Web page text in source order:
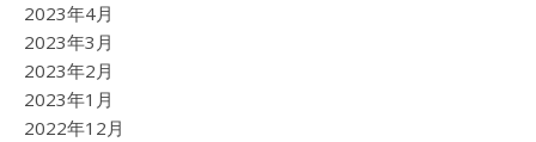
2023年4月
2023年3月
2023年2月
2023年1月
2022年12月